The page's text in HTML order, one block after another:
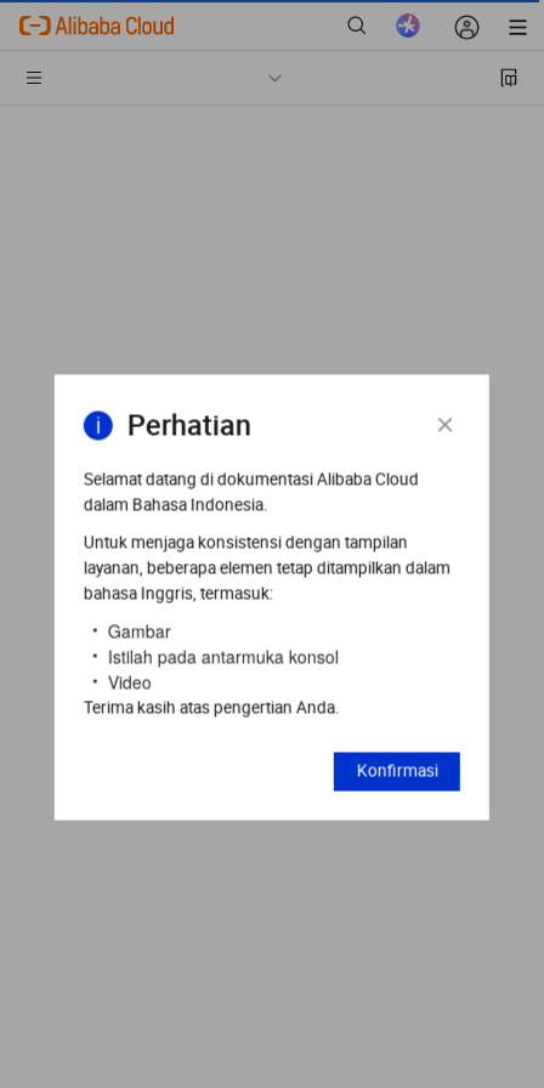
Perhatian
Selamat datang di dokumentasi Alibaba Cloud
dalam Bahasa Indonesia.
Untuk menjaga konsistensi dengan tampilan
layanan, beberapa elemen tetap ditampilkan dalam
bahasa Inggris, termasuk:
Gambar
Istilah pada antarmuka konsol
Video
Terima kasih atas pengertian Anda.
Konfirmasi